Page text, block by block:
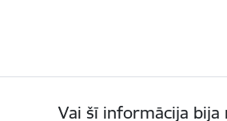
Vai šī informācija bija